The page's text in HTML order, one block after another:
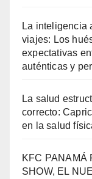
La inteligencia
viajes: Los
expectativas
auténticas y
La salud
correcto:
en la salud
KFC PANAMÁ
SHOW, EL